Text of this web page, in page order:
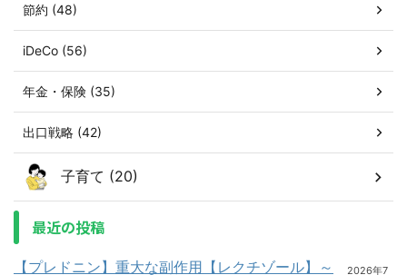
節約 (48)
iDeCo (56)
年金・保険 (35)
出口戦略 (42)
子育て (20)
最近の投稿
【プレドニン】重大な副作用【レクチゾール】～
2026年7